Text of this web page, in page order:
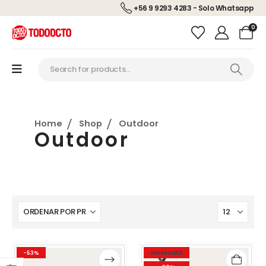
+56 9 9293 4283 - Solo Whatsapp
0
Home Shop Outdoor
Outdoor
-53%
Este
producto
Este
producto
IMPERDIBLE